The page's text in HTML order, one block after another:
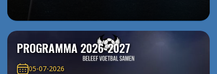
PROGRAMMA 2026-2027
05-07-2026